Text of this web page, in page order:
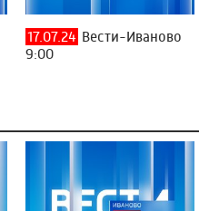
17.07.24 Вести-Иваново
9:00